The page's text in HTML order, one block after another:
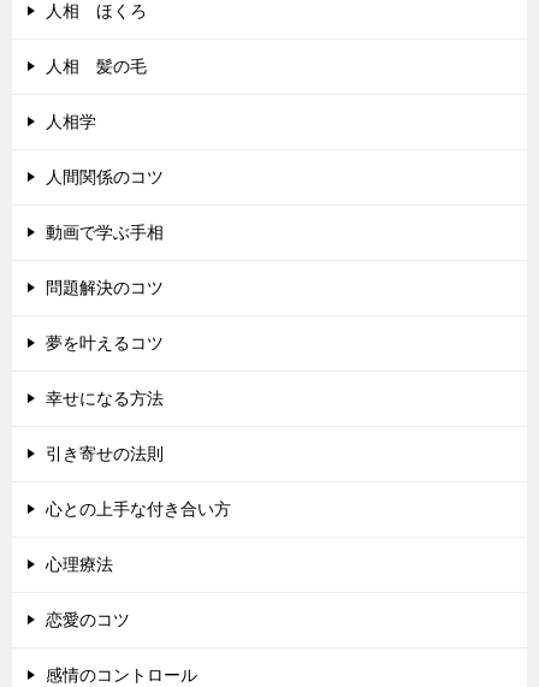
人相 ほくろ
人相 髪の毛
人相学
人間関係のコツ
動画で学ぶ手相
問題解決のコツ
夢を叶えるコツ
幸せになる方法
引き寄せの法則
心との上手な付き合い方
心理療法
恋愛のコツ
感情のコントロール